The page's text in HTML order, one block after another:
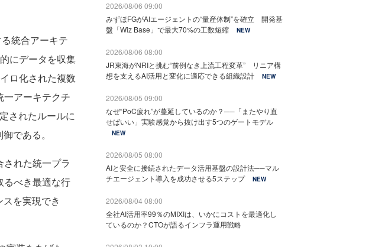
統合アーキテ
にデータを収集
ロ化された複数
アーキテクチ
されたルールに
である。
れた統一プラ
るべき最適な行
を実現でき
2026/08/06 09:00
みずほFGがAIエージェントの“量産体制”を確立 開発基
盤「Wiz Base」で最大70%の工数短縮
NEW
2026/08/06 08:00
JR東海がNRIと挑む“前例なき上流工程変革” リニア構
想を支えるAI活用と変化に適応できる組織設計
NEW
2026/08/05 09:00
なぜ“PoC疲れ”が蔓延しているのか？──「またやり直
せばいい」実験感覚から抜け出す5つのゲートモデル
NEW
2026/08/05 08:00
AIと安全に接続されたデータ活用基盤の設計法──マル
チエージェント導入を成功させる5ステップ
NEW
2026/08/04 08:00
全社AI活用率99％のMIXIは、いかにコストを最適化し
ているのか？CTOが語るインフラ運用戦略